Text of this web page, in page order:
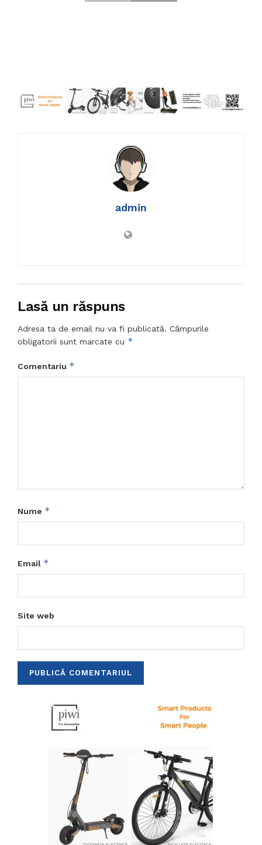
admin
Lasă un răspuns
Adresa ta de email nu va fi publicată. Câmpurile
obligatorii sunt marcate cu *
Comentariu *
Nume *
Email *
Site web